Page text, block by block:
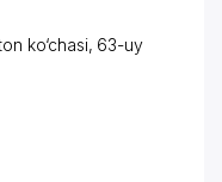
ko‘chasi, 63-uy